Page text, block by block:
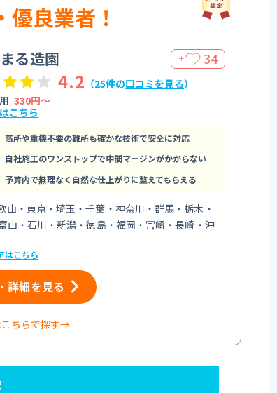
良業者！
る造園 ＋ 34
4.2 （25件の口コミを見る）
330円〜
こちら
高所や重機不要の難所も確かな技術で安全に対応
自社施工のワンストップで中間マージンがかからない
予算内で無理なく自然な仕上がりに整えてもらえる
・東京・埼玉・千葉・神奈川・群馬・栃木・
山・石川・新潟・徳島・福岡・宮崎・長崎・沖
はこちら
詳細を見る
ちらで探す→